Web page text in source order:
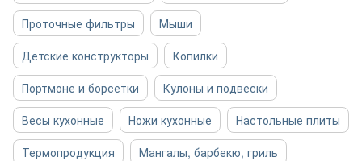
Проточные фильтры
Мыши
Детские конструкторы
Копилки
Портмоне и борсетки
Кулоны и подвески
Весы кухонные
Ножи кухонные
Настольные плиты
Термопродукция
Мангалы, барбекю, гриль